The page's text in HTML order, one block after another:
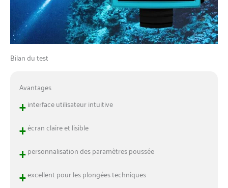
Bilan du test
Avantages
+interface utilisateur intuitive
+écran claire et lisible
+personnalisation des paramètres poussée
+excellent pour les plongées techniques